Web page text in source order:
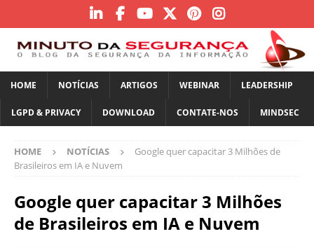
HOME NOTÍCIAS ARTIGOS WEBINAR LEADERSHIP
LGPD & PRIVACY DOWNLOAD CONTATE-NOS MINDSEC
HOME NOTÍCIAS
Google quer capacitar 3 Milhões de
Brasileiros em IA e Nuvem
Google quer capacitar 3 Milhões
de Brasileiros em IA e Nuvem